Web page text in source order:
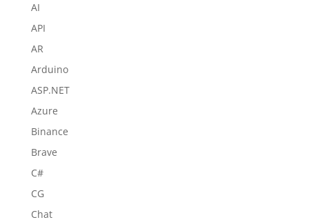
AI
API
AR
Arduino
ASP.NET
Azure
Binance
Brave
C#
CG
Chat